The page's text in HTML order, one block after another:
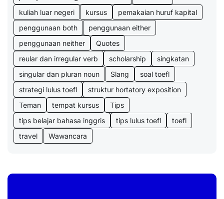
kuliah luar negeri
kursus
pemakaian huruf kapital
penggunaan both
penggunaan either
penggunaan neither
Quotes
reular dan irregular verb
scholarship
singkatan
singular dan pluran noun
Slang
soal toefl
strategi lulus toefl
struktur hortatory exposition
Teman
tempat kursus
Tips
tips belajar bahasa inggris
tips lulus toefl
toefl
travel
Wawancara